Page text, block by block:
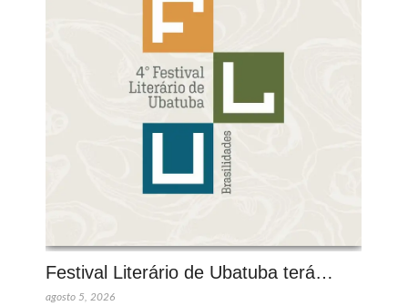
Festival Literário de Ubatuba terá…
agosto 5, 2026